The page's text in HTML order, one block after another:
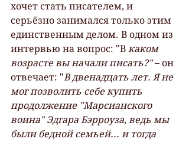
хочет стать писателем, и
серьёзно занимался только этим
единственным делом. В одном из
интервью на вопрос: "В каком
возрасте вы начали писать?" – он
отвечает: "В двенадцать лет. Я не
мог позволить себе купить
продолжение "Марсианского
воина" Эдгара Бэрроуза, ведь мы
были бедной семьей... и тогда